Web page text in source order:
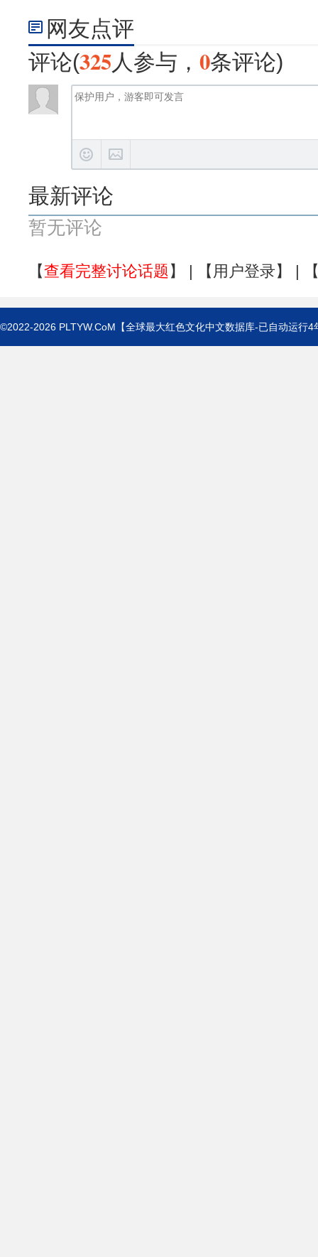
网友点评
评论(325人参与， 0条评论)
最新评论
暂无评论
【查看完整讨论话题】 | 【 用户登录】 |
©2022-2026 PLTYW.CoM 【全球最大红色文化中文数据库-已自动运行4